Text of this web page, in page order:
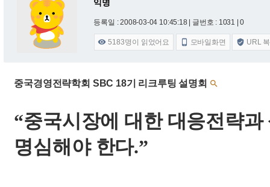
익명
등록일 : 2008-03-04 10:45:18 | 글번호 : 1031 | 0
 5183명이 읽었어요  모바일화면  URL
중국경영전략학회 SBC 18기 리크루팅 설명회 
“중국시장에 대한 대응전략과
명심해야 한다.”